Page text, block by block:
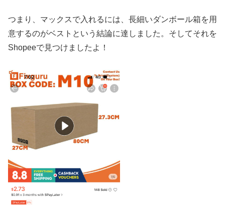
つまり、マックスで入れるには、長細いダンボール箱を用
意するのがベストという結論に達しました。そしてそれを
Shopeeで見つけましたよ！